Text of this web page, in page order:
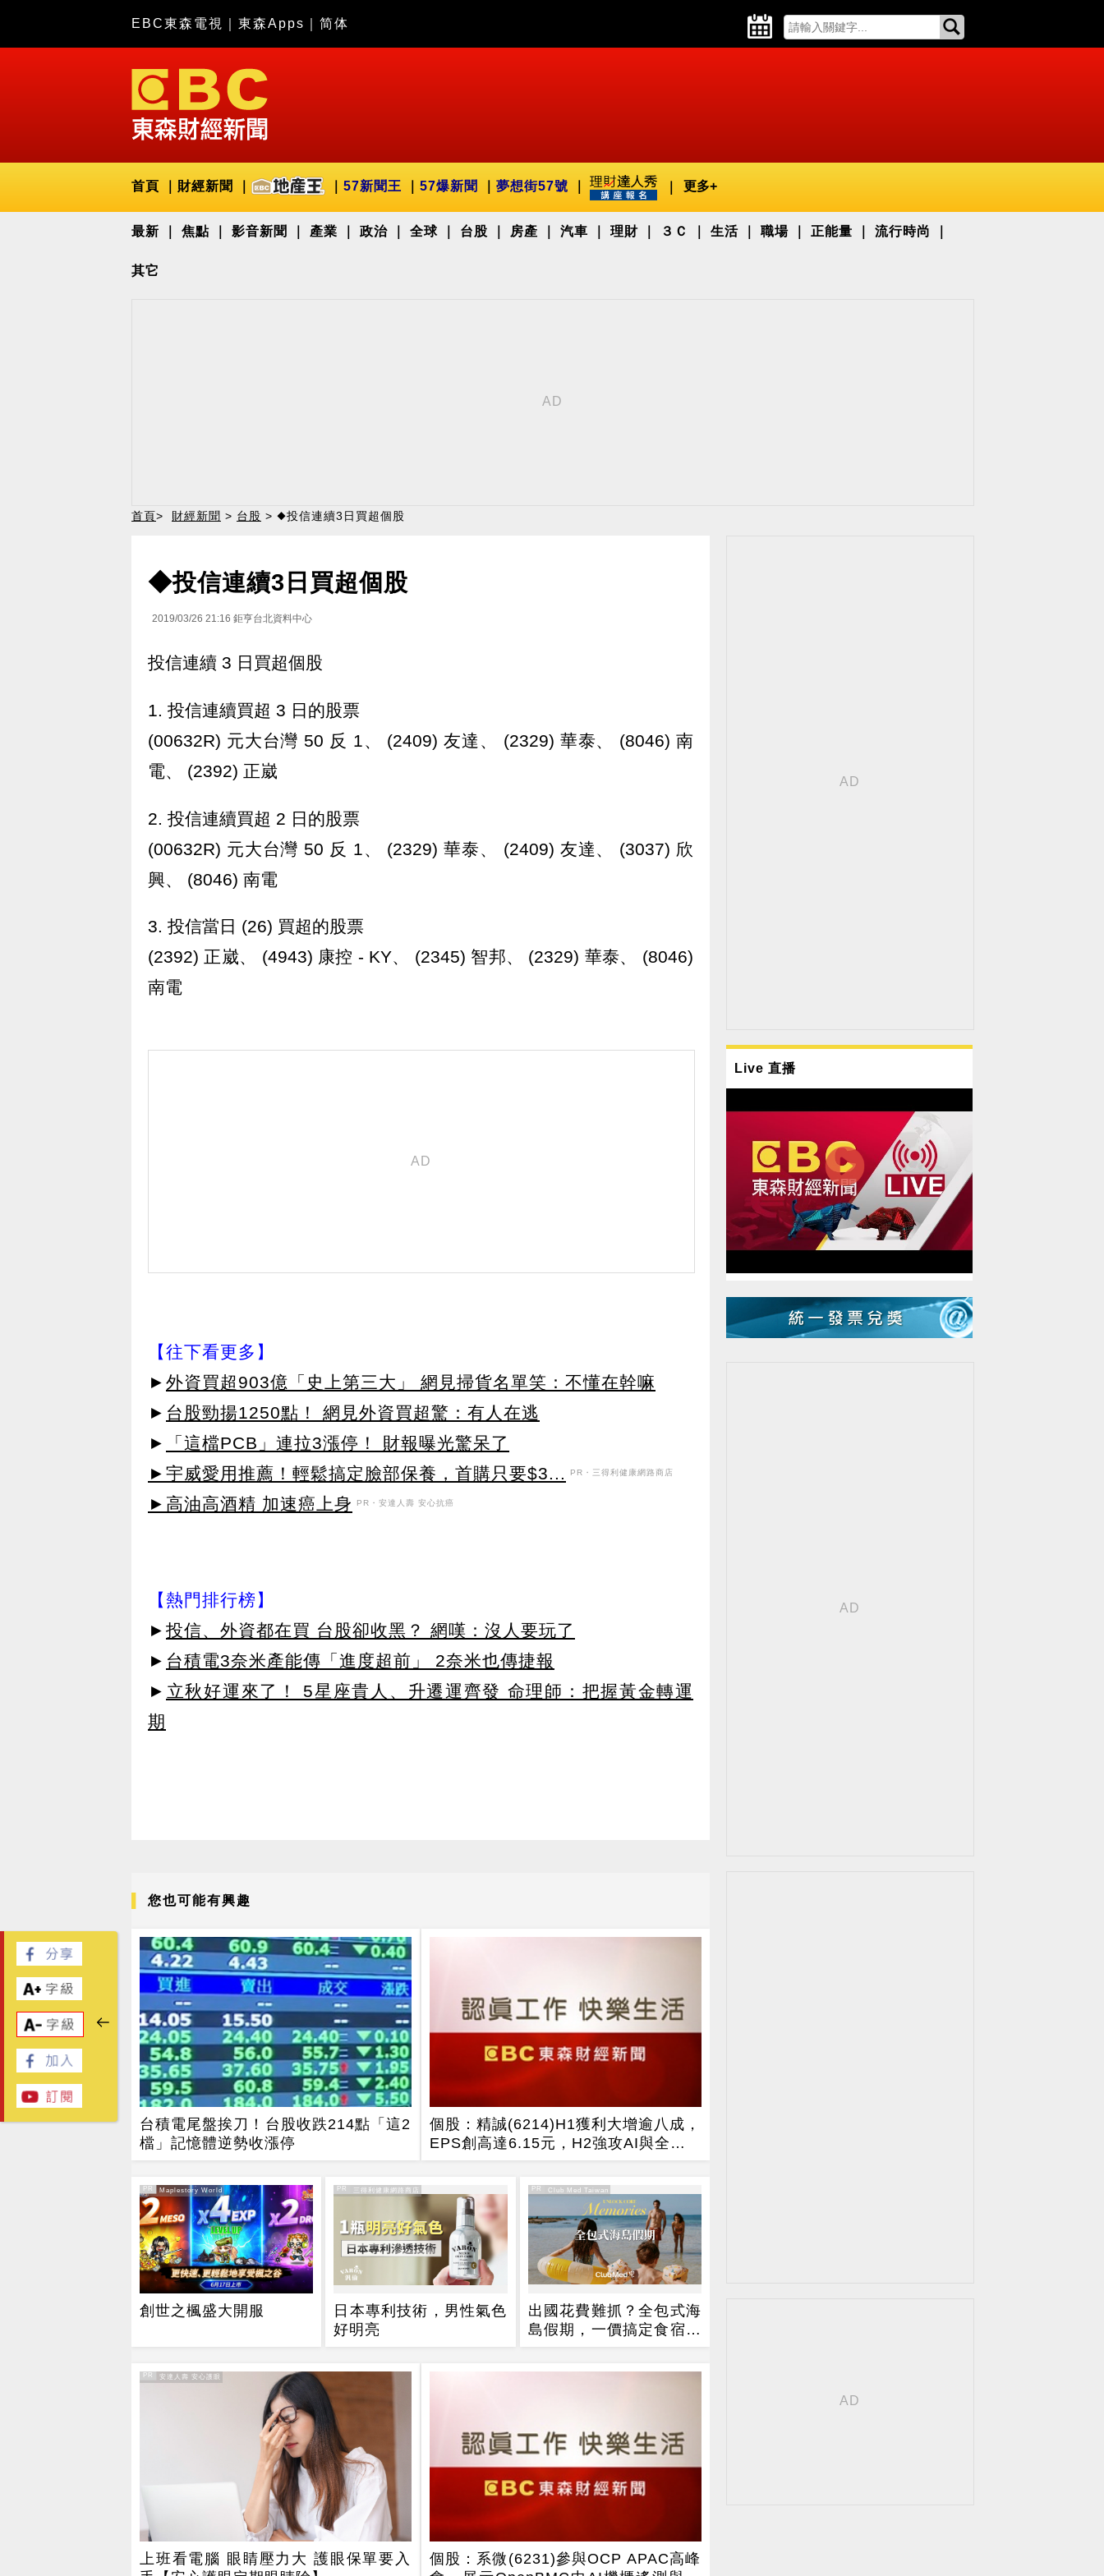
EBC東森電視 東森Apps 简体
首頁 財經新聞 57新聞王 57爆新聞 夢想街57號 更多+
最新 焦點 影音新聞 產業 政治 全球 台股 房產 汽車 理財 ３Ｃ 生活 職場 正能量 流行時尚
其它
首頁> 財經新聞 > 台股 > ◆投信連續3日買超個股
◆投信連續3日買超個股
2019/03/26 21:16 鉅亨台北資料中心
投信連續 3 日買超個股
1. 投信連續買超 3 日的股票
(00632R) 元大台灣 50 反 1、 (2409) 友達、 (2329) 華泰、 (8046) 南
電、 (2392) 正崴
2. 投信連續買超 2 日的股票
(00632R) 元大台灣 50 反 1、 (2329) 華泰、 (2409) 友達、 (3037) 欣
興、 (8046) 南電
3. 投信當日 (26) 買超的股票
(2392) 正崴、 (4943) 康控 - KY、 (2345) 智邦、 (2329) 華泰、 (8046)
南電
【往下看更多】
► 外資買超903億「史上第三大」 網見掃貨名單笑：不懂在幹嘛
► 台股勁揚1250點！ 網見外資買超驚：有人在逃
►
「這檔PCB」連拉3漲停！ 財報曝光驚呆了
►宇威愛用推薦！輕鬆搞定臉部保養，首購只要$3...
PR・三得利健康網路商店
►高油高酒精 加速癌上身 PR・安達人壽 安心抗癌
【熱門排行榜】
► 投信、外資都在買 台股卻收黑？ 網嘆：沒人要玩了
► 台積電3奈米產能傳「進度超前」 2奈米也傳捷報
► 立秋好運來了！ 5星座貴人、升遷運齊發 命理師：把握黃金轉運
期
您也可能有興趣
台積電尾盤挨刀！台股收跌214點「這2
檔」記憶體逆勢收漲停
個股：精誠(6214)H1獲利大增逾八成，
EPS創高達6.15元，H2強攻AI與全球IT
服務
PR
創世之楓盛大開服
PR・Maplestory World PR
日本專利技術，男性氣色
好明亮
PR・三得利健康網路商店 PR
出國花費難抓？全包式海
島假期，一價搞定食宿玩
樂，省錢更省心！
PR・Club Med Taiwan
PR
上班看電腦 眼睛壓力大 護眼保單要入
PR・安達人壽 安心護眼
個股：系微(6231)參與OCP APAC高峰
Live 直播